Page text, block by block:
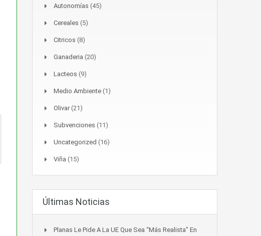
Autonomías (45)
Cereales (5)
Citricos (8)
Ganaderia (20)
Lacteos (9)
Medio Ambiente (1)
Olivar(21)
Subvenciones (11)
Uncategorized (16)
Viña (15)
Últimas Noticias
Planas Le Pide A La UE Que Sea “más Realista” En